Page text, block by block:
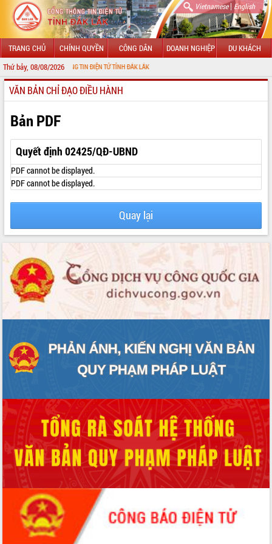
Vietnamese| English
TRANG CHỦ CHÍNH QUYỀN CÔNG DÂN DOANH NGHIỆP DU KHÁCH
Thứ bảy, 08/08/2026
CỔNG THÔNG TIN ĐIỆN TỬ TỈNH ĐẮK LẮK
GIỚI THIỆU
LÃNH ĐẠO UBND TỈNH
TIN TỨC SỰ KIỆN
SỞ, BAN, NGÀNH
UBND CÁC XÃ, PHƯỜNG
HỆ THỐNG VĂN BẢN
VĂN BẢN HĐND TỈNH
ĐIỂM TIN VĂN BẢN
QUY HOẠCH - KẾ HOẠCH
VĂN BẢN CHỈ ĐẠO ĐIỀU HÀNH
Bản PDF
Quyết định 02425/QĐ-UBND
PDF cannot be displayed.
PDF cannot be displayed.
Quay lại